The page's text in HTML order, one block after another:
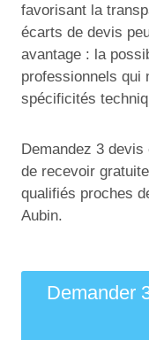
favorisant la
écarts de devis
avantage : la
professionnels qui
spécificités
Demandez 3
de recevoir
qualifiés proches
Aubin.
Demander